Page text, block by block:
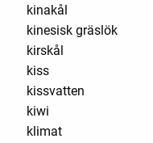
kinakål
kinesisk gräslök
kirskål
kiss
kissvatten
kiwi
klimat